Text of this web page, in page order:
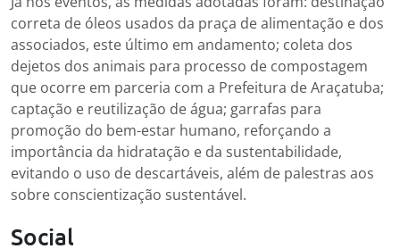
correta de óleos usados da praça de alimentação e dos
associados, este último em andamento; coleta dos
dejetos dos animais para processo de compostagem
que ocorre em parceria com a Prefeitura de Araçatuba;
⁠captação e reutilização de água; garrafas para
promoção do bem-estar humano, reforçando a
importância da hidratação e da sustentabilidade,
evitando o uso de descartáveis, além de palestras aos
sobre conscientização sustentável.
Social